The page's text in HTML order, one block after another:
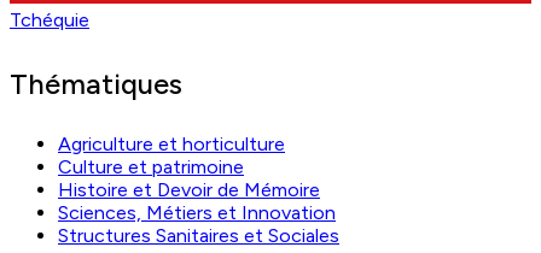
Tchéquie
Thématiques
Agriculture et horticulture
Culture et patrimoine
Histoire et Devoir de Mémoire
Sciences, Métiers et Innovation
Structures Sanitaires et Sociales